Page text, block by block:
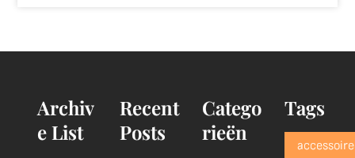
Archiv
e List
Recent
Posts
Catego
rieën
Tags